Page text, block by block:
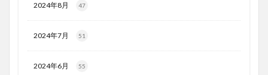
2024年8月 47
2024年7月 51
2024年6月 55